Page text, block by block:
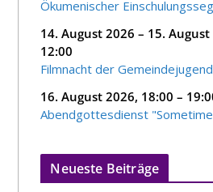
Ökumenischer
14. August 2026 – 15. August
12:00
Filmnacht der Gemeindejugend
16. August 2026, 18:00 –
Abendgottesdienst
Neueste Beiträge